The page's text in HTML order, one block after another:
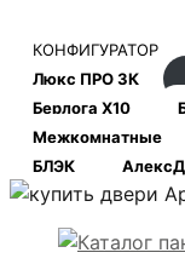
КОНФИГУРАТОР
Люкс ПРО 3К
Берлога Х10
Межкомнатные
БЛЭК